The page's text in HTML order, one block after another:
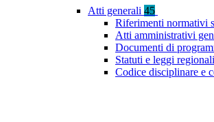
Atti generali 45
Riferimenti normativi
Atti amministrativi
Documenti di
Statuti e leggi regionali
Codice disciplinare e